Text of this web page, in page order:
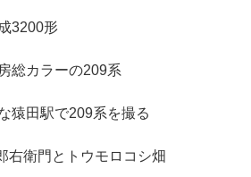
3200形
総カラーの209系
猿田駅で209系を撮る
右衛門とトウモロコシ畑